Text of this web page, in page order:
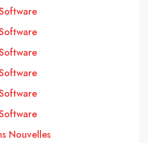
Nouvelles